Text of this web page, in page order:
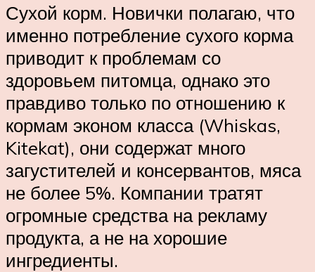
Сухой корм. Новички полагаю, что
именно потребление сухого корма
приводит к проблемам со
здоровьем питомца, однако это
правдиво только по отношению к
кормам эконом класса (Whiskas,
Kitekat), они содержат много
загустителей и консервантов, мяса
не более 5%. Компании тратят
огромные средства на рекламу
продукта, а не на хорошие
ингредиенты.